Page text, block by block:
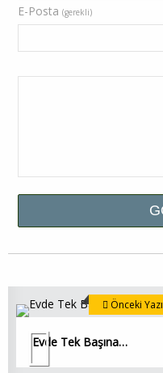
E-Posta (gerekli)
Evde Tek Başına…
Önceki Yazı